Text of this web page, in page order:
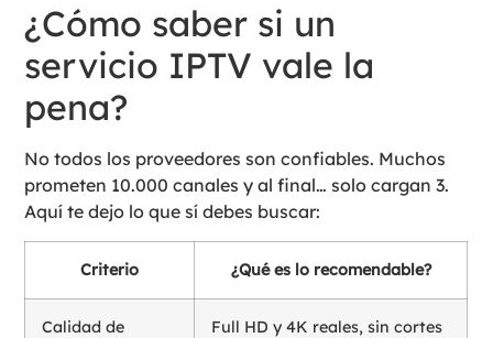
¿Cómo saber si un
servicio IPTV vale la
pena?
No todos los proveedores son confiables. Muchos
prometen 10.000 canales y al final… solo cargan 3.
Aquí te dejo lo que sí debes buscar:
Criterio ¿Qué es lo recomendable?
Calidad de
Full HD y 4K reales, sin cortes